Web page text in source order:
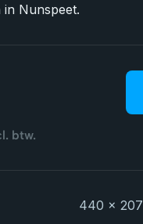
Nunspeet.
btw.
440 x 207